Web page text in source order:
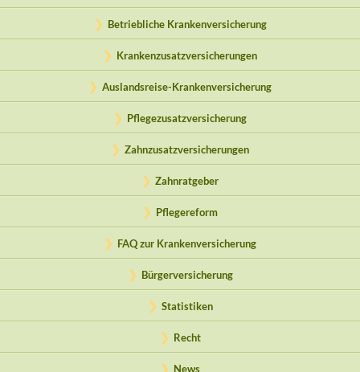
Betriebliche Krankenversicherung
Krankenzusatzversicherungen
Auslandsreise-Krankenversicherung
Pflegezusatzversicherung
Zahnzusatzversicherungen
Zahnratgeber
Pflegereform
FAQ zur Krankenversicherung
Bürgerversicherung
Statistiken
Recht
News